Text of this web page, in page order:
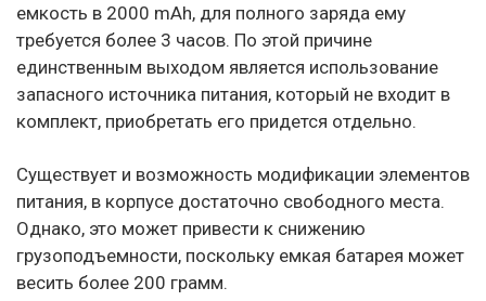
емкость в 2000 mAh, для полного заряда ему
требуется более 3 часов. По этой причине
единственным выходом является использование
запасного источника питания, который не входит в
комплект, приобретать его придется отдельно.
Существует и возможность модификации элементов
питания, в корпусе достаточно свободного места.
Однако, это может привести к снижению
грузоподъемности, поскольку емкая батарея может
весить более 200 грамм.